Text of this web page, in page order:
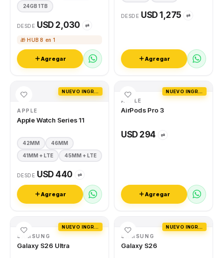
24GB 1TB
DESDE USD 2,030 ⇄
🎁 HUB 8 en 1
Agregar
DESDE USD 1,275 ⇄
Agregar
APPLE
Apple Watch Series 11
42MM 46MM
41MM + LTE 45MM + LTE
DESDE USD 440 ⇄
Agregar
APPLE
AirPods Pro 3
USD 294 ⇄
Agregar
SAMSUNG
Galaxy S26 Ultra
SAMSUNG
Galaxy S26